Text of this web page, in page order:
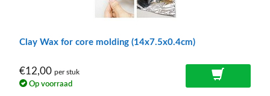
Clay Wax for core molding (14x7.5x0.4cm)
€12,00 per stuk
Op voorraad